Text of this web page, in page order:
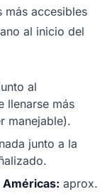
más accesibles
al inicio del
al
llenarse más
manejable).
junto a la
aprox.